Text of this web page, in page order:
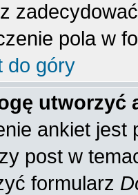
pola w
do góry
utworzyć
ankiet jest
post w
formularz